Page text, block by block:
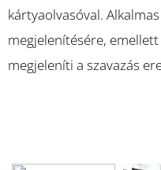
kártyaolvasóval.
megjelenítésére,
megjeleníti a szavazás